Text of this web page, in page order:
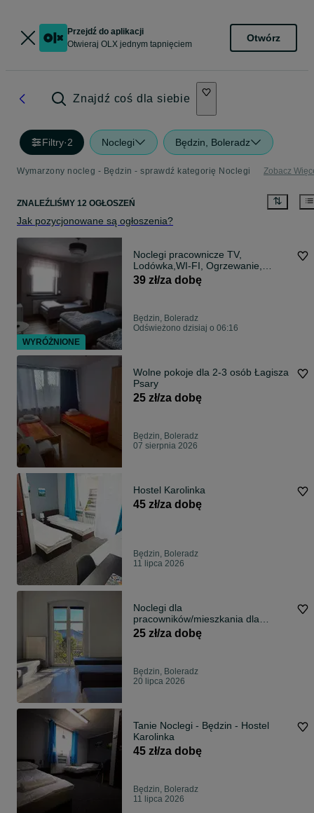
Przejdź do aplikacji
Otwieraj OLX jednym tapnięciem
Otwórz
Znajdź coś dla siebie
Filtry·2 Noclegi Będzin, Boleradz
Wymarzony nocleg - Będzin - sprawdź kategorię Noclegi Zobacz
ZNALEŹLIŚMY 12 OGŁOSZEŃ
Jak pozycjonowane są ogłoszenia?
Noclegi pracownicze TV,
Lodówka,WI-FI, Ogrzewanie,
Ciepła woda 24h
39 zł/za dobę
Będzin, Boleradz
Odświeżono dzisiaj o 06:16
Wolne pokoje dla 2-3 osób Łagisza
Psary
25 zł/za dobę
Będzin, Boleradz
07 sierpnia 2026
Hostel Karolinka
45 zł/za dobę
Będzin, Boleradz
11 lipca 2026
Noclegi dla
pracowników/mieszkania dla
pracowników/kwatery pracownicze
25 zł/za dobę
Będzin, Boleradz
20 lipca 2026
Tanie Noclegi - Będzin - Hostel
Karolinka
45 zł/za dobę
Będzin, Boleradz
11 lipca 2026
WYRÓŻNIONE